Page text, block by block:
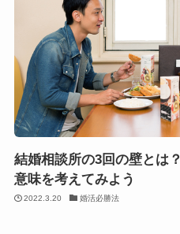
結婚相談所の3回の壁とは
意味を考えてみよう
2022.3.20 婚活必勝法